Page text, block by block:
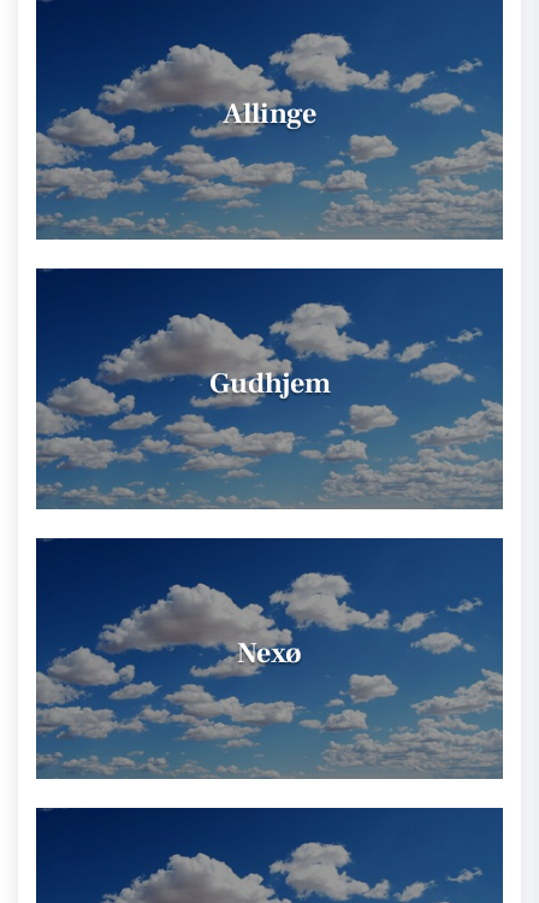
Allinge
Gudhjem
Nexø